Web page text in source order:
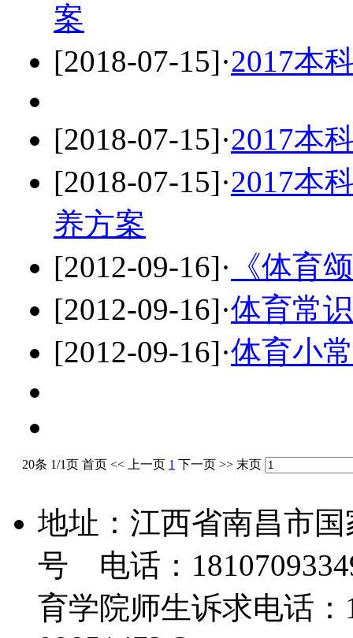
案
[2018-07-15]·2017本
[2018-07-15]·2017本
[2018-07-15]·2017本
养方案
[2012-09-16]· 《体育
[2012-09-16]·体育常识
[2012-09-16]·体育小
20条 1/1页 首页 << 上一页 1 下一页 >> 末页
地址：江西省南昌市
号 电话：
育学院师生诉求电话：